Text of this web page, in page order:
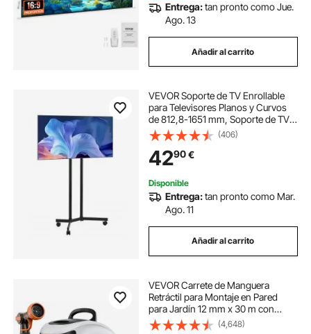
Entrega:tan pronto como Jue.
Ago. 13
Añadir al carrito
VEVOR Soporte de TV Enrollable
para Televisores Planos y Curvos
de 812,8-1651 mm, Soporte de TV
Portátil de Altura Ajustable
Capacidad de peso de 40 kg (máx.
VESA 400 x 400 mm) para Sala de
Estar
(406)
4290€
Disponible
Entrega:tan pronto como Mar.
Ago. 11
Añadir al carrito
VEVOR Carrete de Manguera
Retráctil para Montaje en Pared
para Jardín 12 mm x 30 m con
Boquilla de 9 Patrones, Bloqueo de
(4,648)